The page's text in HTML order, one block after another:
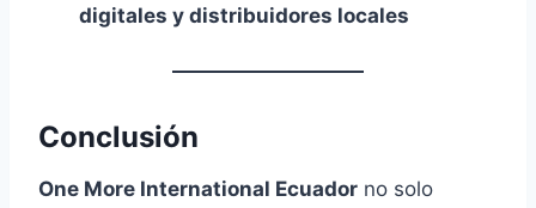
digitales y distribuidores locales
Conclusión
One More International Ecuador no solo